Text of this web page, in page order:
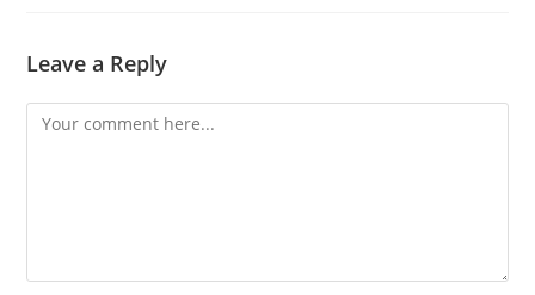
Leave a Reply
Comment